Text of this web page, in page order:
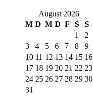
August 2026
M D M D F S
S
1
2
3
4 5 6 7 8
9
10 11 12 13 14 15 16
17 18 19 20 21 22 23
24 25 26 27 28 29 30
31